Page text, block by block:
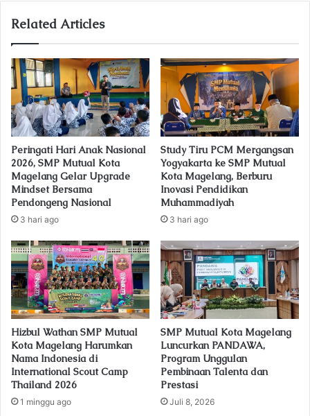
u
E
m
a
l
a
d
d
r
e
s
Related Articles
Peringati Hari Anak Nasional
2026, SMP Mutual Kota
Magelang Gelar Upgrade
Mindset Bersama
Pendongeng Nasional
3 hari ago
Study Tiru PCM Mergangsan
Yogyakarta ke SMP Mutual
Kota Magelang, Berburu
Inovasi Pendidikan
Muhammadiyah
3 hari ago
Hizbul Wathan SMP Mutual
Kota Magelang Harumkan
Nama Indonesia di
International Scout Camp
Thailand 2026
1 minggu ago
SMP Mutual Kota Magelang
Luncurkan PANDAWA,
Program Unggulan
Pembinaan Talenta dan
Prestasi
Juli 8, 2026